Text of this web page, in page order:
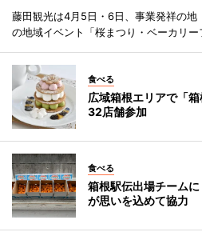
藤田観光は4月5日・6日、事業発祥の地
の地域イベント「桜まつり・ベーカリー
食べる
広域箱根エリアで「
32店舗参加
食べる
箱根駅伝出場チーム
が思いを込めて協力